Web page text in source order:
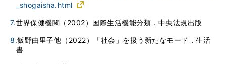
_shogaisha.html
7.世界保健機関（2002）国際生活機能分類．中央法規出版
8.飯野由里子他（2022）「社会」を扱う新たなモード．生活
書